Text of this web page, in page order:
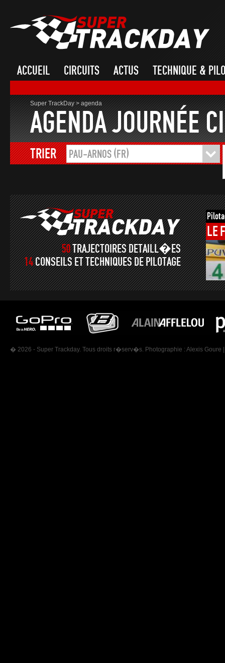
ACCUEIL CIRCUITS ACTUS TECHNIQUE &
Super TrackDay>agenda
AGENDA JOURNÉE
TRIER PAU-ARNOS (FR)
50TRAJECTOIRES DETAILL�ES
14CONSEILS ET TECHNIQUES DE PILOTAGE
LE
� 2026 - Super Trackday. Tous droits r�serv�s. Photographie : Alexis Goure